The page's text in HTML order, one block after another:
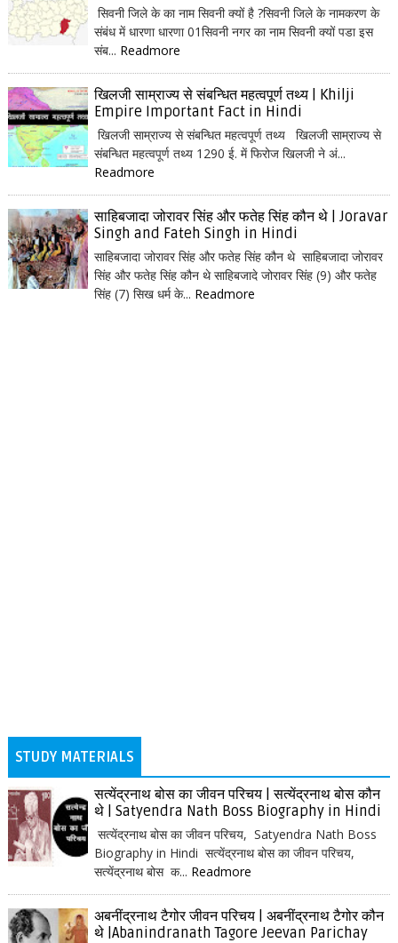
सिवनी जिले के का नाम सिवनी क्यों है ?सिवनी जिले के नामकरण के
संबंध में धारणा धारणा 01सिवनी नगर का नाम सिवनी क्यों पडा इस
संब... Readmore
खिलजी साम्राज्य से संबन्धित महत्वपूर्ण तथ्य | Khilji
Empire Important Fact in Hindi
खिलजी साम्राज्य से संबन्धित महत्वपूर्ण तथ्य खिलजी साम्राज्य से
संबन्धित महत्वपूर्ण तथ्य 1290 ई. में फिरोज खिलजी ने अं...
Readmore
साहिबजादा जोरावर सिंह और फतेह सिंह कौन थे | Joravar
Singh and Fateh Singh in Hindi
साहिबजादा जोरावर सिंह और फतेह सिंह कौन थे साहिबजादा जोरावर
सिंह और फतेह सिंह कौन थे साहिबजादे जोरावर सिंह (9) और फतेह
सिंह (7) सिख धर्म के... Readmore
STUDY MATERIALS
सत्येंद्रनाथ बोस का जीवन परिचय | सत्येंद्रनाथ बोस कौन
थे | Satyendra Nath Boss Biography in Hindi
सत्येंद्रनाथ बोस का जीवन परिचय, Satyendra Nath Boss
Biography in Hindi सत्येंद्रनाथ बोस का जीवन परिचय,
सत्येंद्रनाथ बोस क... Readmore
अबनींद्रनाथ टैगोर जीवन परिचय | अबनींद्रनाथ टैगोर कौन
थे |Abanindranath Tagore Jeevan Parichay